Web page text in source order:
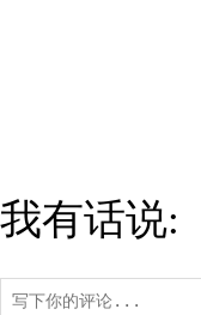
我有话说: